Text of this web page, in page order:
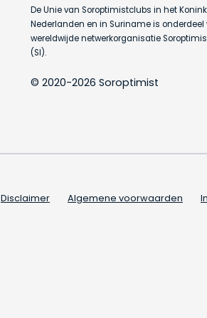
De Unie van Soroptimistclubs in het
Nederlanden en in Suriname is onderdeel
wereldwijde netwerkorganisatie
(SI).
© 2020-2026 Soroptimist
Disclaimer Algemene voorwaarden